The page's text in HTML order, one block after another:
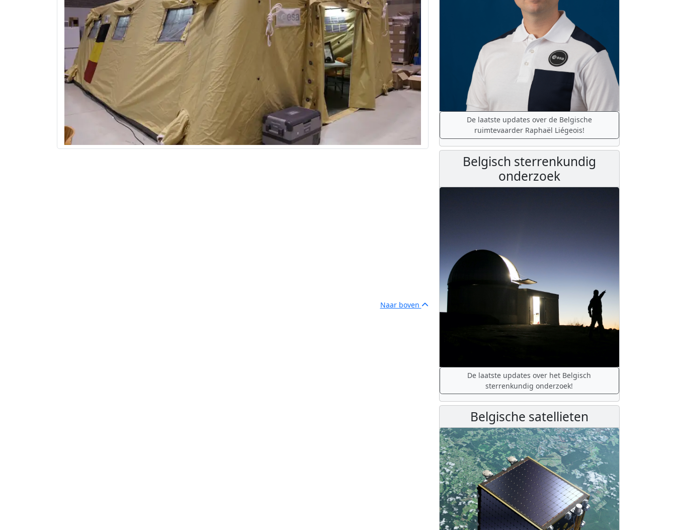
Naar boven
De laatste updates over de Belgische
ruimtevaarder Raphaël Liégeois!
Belgisch sterrenkundig
onderzoek
De laatste updates over het Belgisch
sterrenkundig onderzoek!
Belgische satellieten